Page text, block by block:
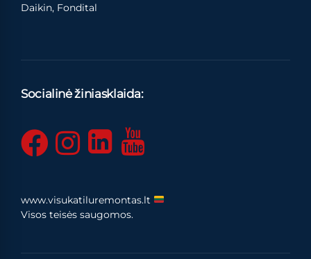
Daikin, Fondital
Socialinė žiniasklaida:
www.visukatiluremontas.lt
Visos teisės saugomos.